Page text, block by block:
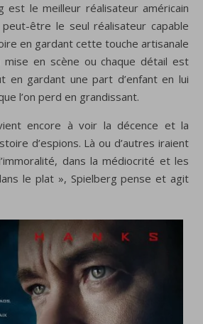
est le meilleur réalisateur américain
peut-être le seul réalisateur capable
en gardant cette touche artisanale
en scène ou chaque détail est
en gardant une part d’enfant en lui
l’on perd en grandissant.
encore à voir la décence et la
d’espions. Là ou d’autres iraient
dans la médiocrité et les
le plat », Spielberg pense et agit